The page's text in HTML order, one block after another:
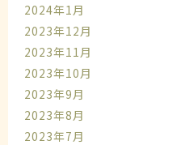
2024年1月
2023年12月
2023年11月
2023年10月
2023年9月
2023年8月
2023年7月